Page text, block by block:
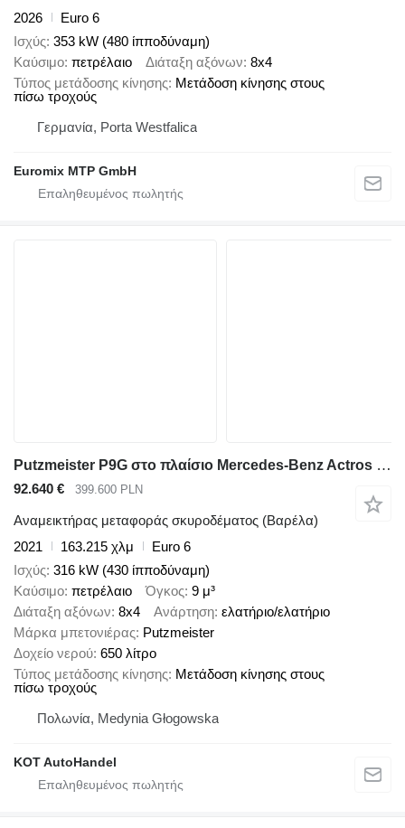
2026
Euro 6
Ισχύς 353 kW (480 ίπποδύναμη)
Καύσιμο πετρέλαιο Διάταξη αξόνων 8x4
Τύπος μετάδοσης κίνησης Μετάδοση κίνησης στους
πίσω τροχούς
Γερμανία, Porta Westfalica
Euromix MTP GmbH
Putzmeister P9G στο πλαίσιο Mercedes-Benz Actros 3243
92.640 € 399.600 PLN
Αναμεικτήρας μεταφοράς σκυροδέματος (Βαρέλα)
2021
163.215 χλμ
Euro 6
Ισχύς 316 kW (430 ίπποδύναμη)
Καύσιμο πετρέλαιο Όγκος 9 μ³
Διάταξη αξόνων 8x4 Ανάρτηση ελατήριο/ελατήριο
Μάρκα μπετονιέρας Putzmeister
Δοχείο νερού 650 λίτρο
Τύπος μετάδοσης κίνησης Μετάδοση κίνησης στους
πίσω τροχούς
Πολωνία, Medynia Głogowska
KOT AutoHandel